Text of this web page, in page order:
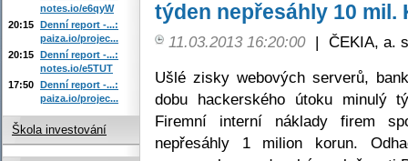
týden nepřesáhly 10 mil.
11.03.2013 16:20:00 | ČEKIA, a.
Ušlé zisky webových serverů,
dobu hackerského útoku minulý
Firemní interní náklady firem
nepřesáhly 1 milion korun.
notes.io/e6qyW
20:15 Denní report -...:
paiza.io/projec...
20:15 Denní report -...:
notes.io/e5TUT
17:50 Denní report -...:
paiza.io/projec...
Škola investování